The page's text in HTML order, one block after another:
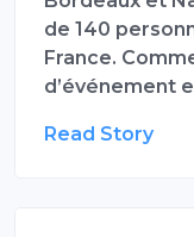
de 140
France.
d’événement
Read Story